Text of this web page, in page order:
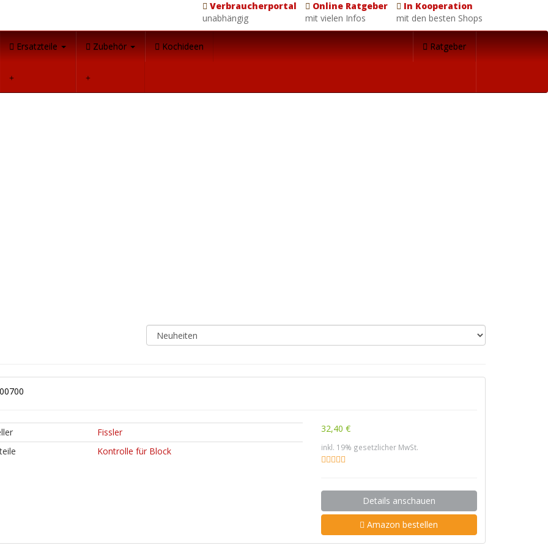
Verbraucherportal
unabhängig
Online Ratgeber
mit vielen Infos
In Kooperation
mit den besten Shops
Ersatzteile Zubehör Kochideen Ratgeber
32,40 €
inkl. 19% gesetzlicher MwSt.
Details anschauen
Amazon bestellen
Fissler
Kontrolle für Block